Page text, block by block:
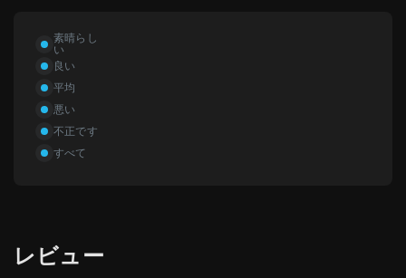
レビュー
素晴らし
い
良い
平均
悪い
不正です
すべて